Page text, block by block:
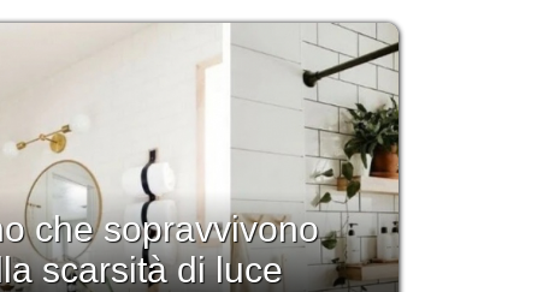
che sopravvivono
scarsità di luce